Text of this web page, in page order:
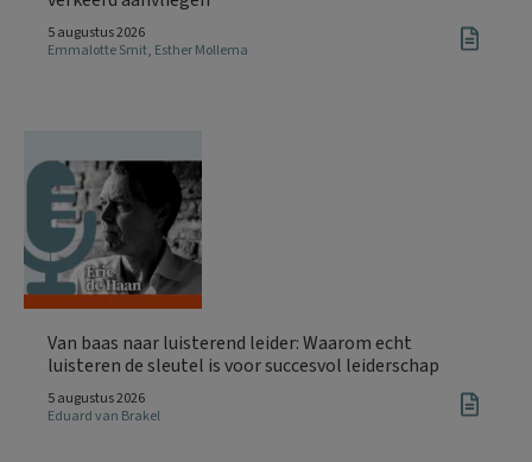
5 augustus 2026
Emmalotte Smit, Esther Mollema
Van baas naar luisterend leider: Waarom echt
luisteren de sleutel is voor succesvol leiderschap
5 augustus 2026
Eduard van Brakel